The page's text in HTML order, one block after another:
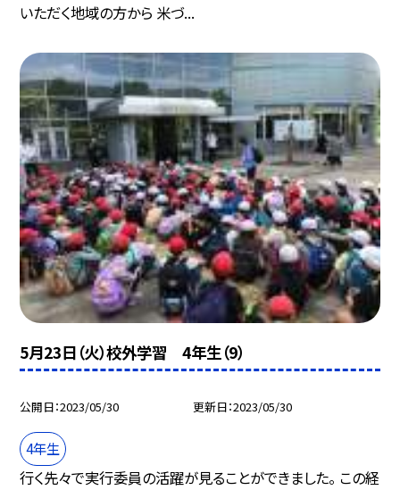
いただく地域の方から 米づ...
5月23日（火）校外学習 4年生（9）
公開日 2023/05/30 更新日 2023/05/30
4年生
行く先々で実行委員の活躍が見ることができました。 この経